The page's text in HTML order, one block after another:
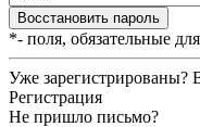
Восстановить пароль
*- поля, обязательные
Уже зарегистрированы?
Регистрация
Не пришло письмо?